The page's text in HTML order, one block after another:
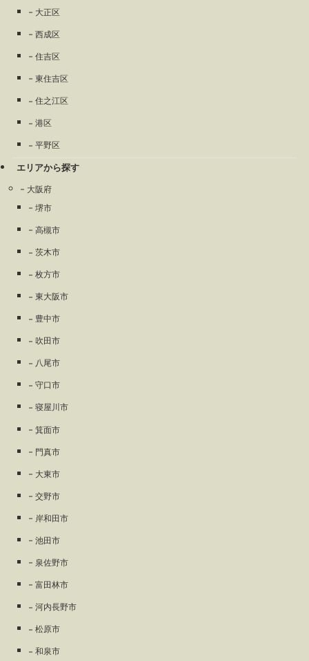
大正区
西成区
住吉区
東住吉区
住之江区
港区
平野区
エリアから探す
大阪府
堺市
高槻市
茨木市
枚方市
東大阪市
豊中市
吹田市
八尾市
守口市
寝屋川市
箕面市
門真市
大東市
交野市
岸和田市
池田市
泉佐野市
富田林市
河内長野市
松原市
和泉市